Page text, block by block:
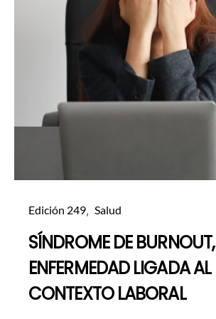
Edición 249 Salud
SÍNDROME DE BURNOUT,
ENFERMEDAD LIGADA AL
CONTEXTO LABORAL